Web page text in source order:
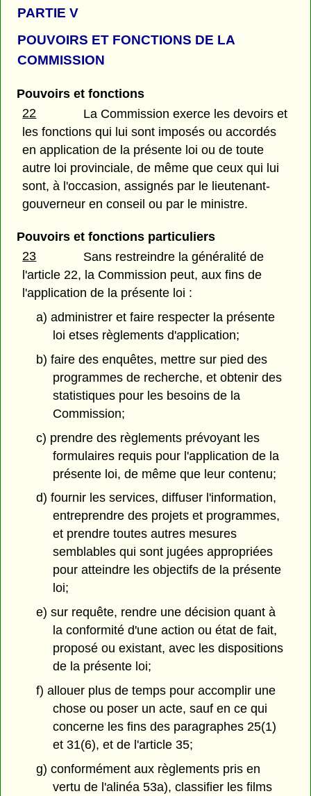
PARTIEV
POUVOIRS ET FONCTIONS DE LA
COMMISSION
Pouvoirs et fonctions
22
La Commission exerce les devoirs et
les fonctions qui lui sont imposés ou accordés
en application de la présente loi ou de toute
autre loi provinciale, de même que ceux qui lui
sont, à l'occasion, assignés par le lieutenant-
gouverneur en conseil ou par le ministre.
Pouvoirs et fonctions particuliers
23
Sans restreindre la généralité de
l'article 22, la Commission peut, aux fins de
l'application de la présente loi :
a) administrer et faire respecter la présente
loi etses règlements d'application;
b) faire des enquêtes, mettre sur pied des
programmes de recherche, et obtenir des
statistiques pour les besoins de la
Commission;
c) prendre des règlements prévoyant les
formulaires requis pour l'application de la
présente loi, de même que leur contenu;
d) fournir les services, diffuser l'information,
entreprendre des projets et programmes,
et prendre toutes autres mesures
semblables qui sont jugées appropriées
pour atteindre les objectifs de la présente
loi;
e) sur requête, rendre une décision quant à
la conformité d'une action ou état de fait,
proposé ou existant, avec les dispositions
de la présente loi;
f) allouer plus de temps pour accomplir une
chose ou poser un acte, sauf en ce qui
concerne les fins des paragraphes 25(1)
et 31(6), et de l'article 35;
g) conformément aux règlements pris en
vertu de l'alinéa 53a), classifier les films